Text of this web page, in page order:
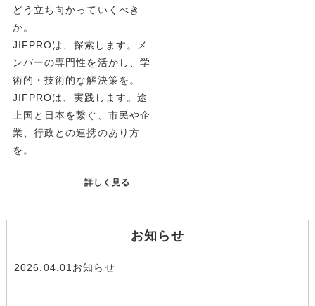
どう立ち向かっていくべき
か。
JIFPROは、探索します。メ
ンバーの専門性を活かし、学
術的・技術的な解決策を。
JIFPROは、実践します。途
上国と日本を繋ぐ、市民や企
業、行政との連携のあり方
を。
詳しく見る
お知らせ
2026.04.01 お知らせ